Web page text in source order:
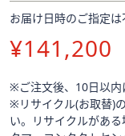
お届け日時のご指定は
削
除
¥141,200
※ご注文後、10日以内
※リサイクル(お取替)
い。リサイクルがあ